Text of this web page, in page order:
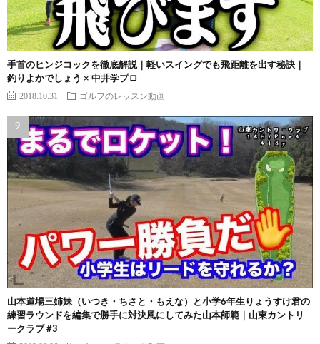
手首のヒンジコックを徹底解説｜軽いスイングでも飛距離を出す秘訣｜
釣りよかでしょう × 中井学プロ
2018.10.31 ゴルフのレッスン動画
山本道場三姉妹（いつき・ちさと・もえな）と小学6年生りょうすけ君の
練習ラウンドを編集で勝手に対決風にしてみた山本師範｜山東カントリ
ークラブ #3